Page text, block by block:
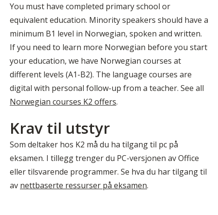
You must have completed primary school or
equivalent education. Minority speakers should have a
minimum B1 level in Norwegian, spoken and written.
If you need to learn more Norwegian before you start
your education, we have Norwegian courses at
different levels (A1-B2). The language courses are
digital with personal follow-up from a teacher. See all
Norwegian courses K2 offers.
Krav til utstyr
Som deltaker hos K2 må du ha tilgang til pc på
eksamen. I tillegg trenger du PC-versjonen av Office
eller tilsvarende programmer. Se hva du har tilgang til
av nettbaserte ressurser på eksamen.